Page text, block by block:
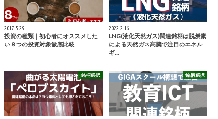
2017.5.29
投資の種類｜初心者にオススメした
い８つの投資対象徹底比較
2022.2.16
LNG(液化天然ガス)関連銘柄は脱炭素
による天然ガス高騰で注目のエネル
ギ…
銘柄選択 銘柄選択